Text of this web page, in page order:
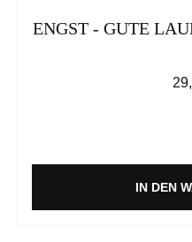
ENGST - GUTE
IN DEN